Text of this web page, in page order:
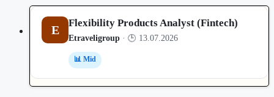
E Flexibility Products Analyst (Fintech)
Etraveligroup · 🕒 13.07.2026
📊 Mid